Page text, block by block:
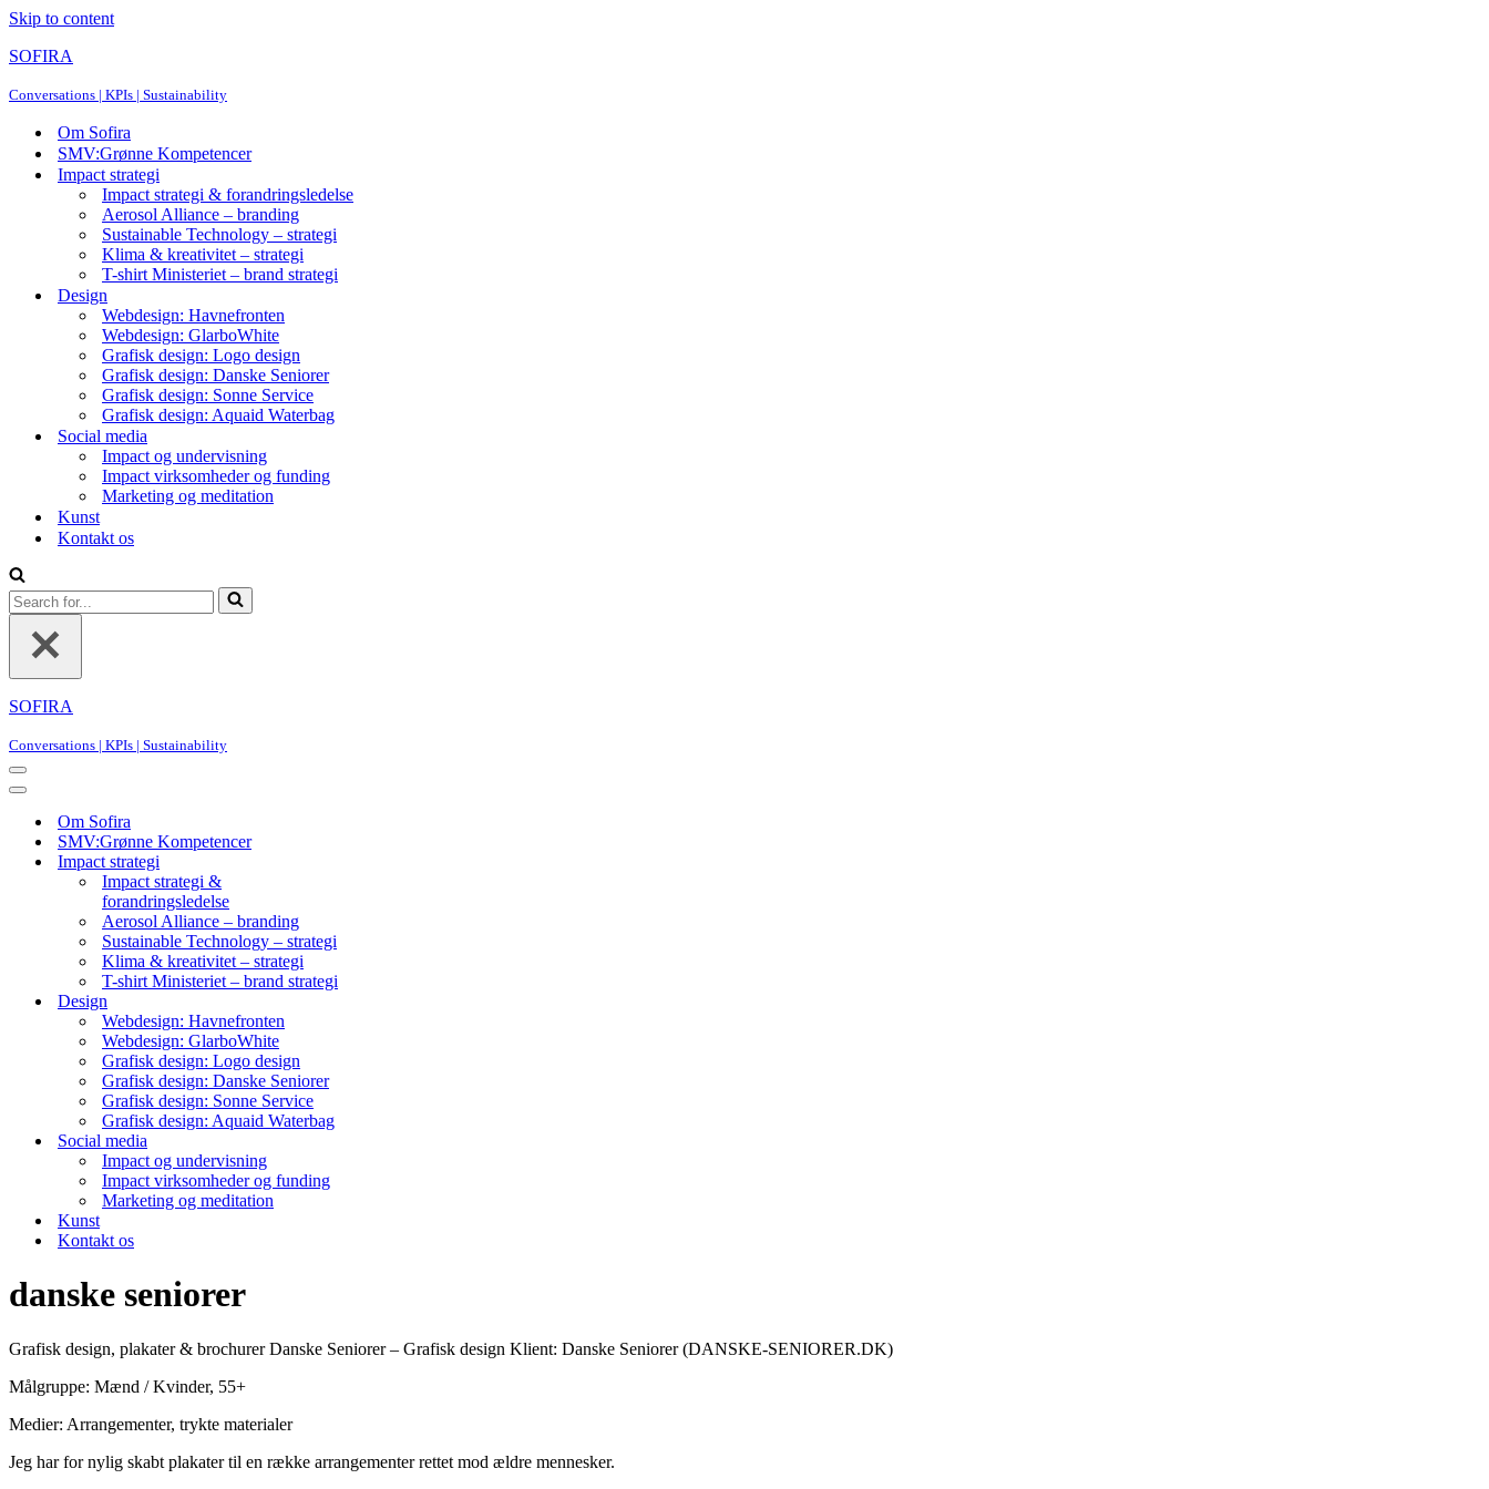
Skip to content
SOFIRA
Conversations | KPIs | Sustainability
Om Sofira
SMV:Grønne Kompetencer
Impact strategi
Impact strategi & forandringsledelse
Aerosol Alliance – branding
Sustainable Technology – strategi
Klima & kreativitet – strategi
T-shirt Ministeriet – brand strategi
Design
Webdesign: Havnefronten
Webdesign: GlarboWhite
Grafisk design: Logo design
Grafisk design: Danske Seniorer
Grafisk design: Sonne Service
Grafisk design: Aquaid Waterbag
Social media
Impact og undervisning
Impact virksomheder og funding
Marketing og meditation
Kunst
Kontakt os
Search
for...
SOFIRA
Conversations | KPIs | Sustainability
Navigation
Menu
Navigation
Om Sofira
SMV:Grønne Kompetencer
Impact strategi
Impact strategi &
forandringsledelse
Aerosol Alliance – branding
Sustainable Technology – strategi
Klima & kreativitet – strategi
T-shirt Ministeriet – brand strategi
Design
Webdesign: Havnefronten
Webdesign: GlarboWhite
Grafisk design: Logo design
Grafisk design: Danske Seniorer
Grafisk design: Sonne Service
Grafisk design: Aquaid Waterbag
Social media
Impact og undervisning
Impact virksomheder og funding
Marketing og meditation
Kunst
Kontakt os
danske seniorer
Grafisk design, plakater & brochurer Danske Seniorer – Grafisk design Klient: Danske Seniorer (DANSKE-SENIORER.DK)
Målgruppe: Mænd / Kvinder, 55+
Medier: Arrangementer, trykte materialer
Jeg har for nylig skabt plakater til en række arrangementer rettet mod ældre mennesker.